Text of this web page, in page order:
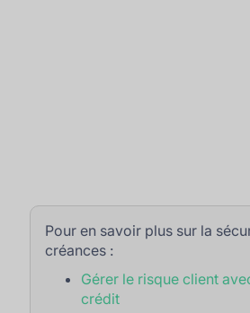
Pour en savoir plus sur la
créances :
Gérer le risque client
crédit